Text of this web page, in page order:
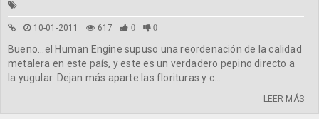
10-01-2011 617 0 0
Bueno...el Human Engine supuso una reordenación de la calidad
metalera en este país, y este es un verdadero pepino directo a
la yugular. Dejan más aparte las florituras y c...
LEER MÁS